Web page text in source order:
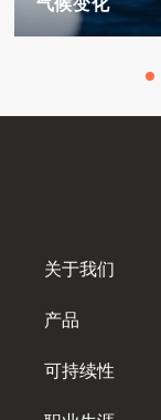
关于我们
产品
可持续性